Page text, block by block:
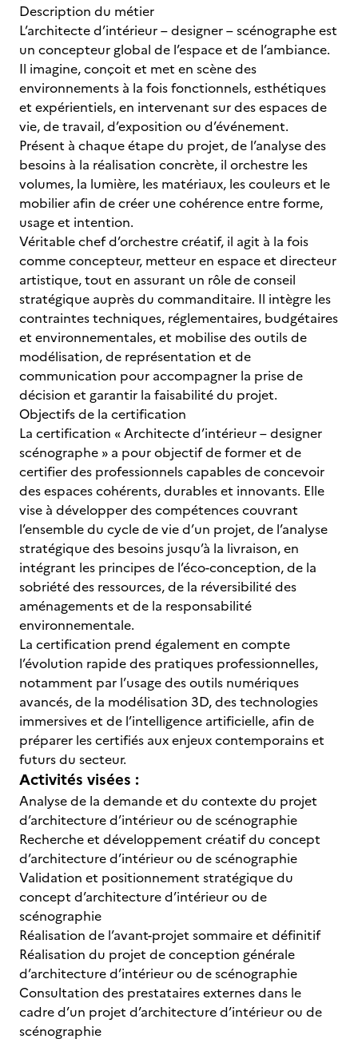
Description du métier
L’architecte d’intérieur – designer – scénographe est
un concepteur global de l’espace et de l’ambiance.
Il imagine, conçoit et met en scène des
environnements à la fois fonctionnels, esthétiques
et expérientiels, en intervenant sur des espaces de
vie, de travail, d’exposition ou d’événement.
Présent à chaque étape du projet, de l’analyse des
besoins à la réalisation concrète, il orchestre les
volumes, la lumière, les matériaux, les couleurs et le
mobilier afin de créer une cohérence entre forme,
usage et intention.
Véritable chef d’orchestre créatif, il agit à la fois
comme concepteur, metteur en espace et directeur
artistique, tout en assurant un rôle de conseil
stratégique auprès du commanditaire. Il intègre les
contraintes techniques, réglementaires, budgétaires
et environnementales, et mobilise des outils de
modélisation, de représentation et de
communication pour accompagner la prise de
décision et garantir la faisabilité du projet.
Objectifs de la certification
La certification « Architecte d’intérieur – designer
scénographe » a pour objectif de former et de
certifier des professionnels capables de concevoir
des espaces cohérents, durables et innovants. Elle
vise à développer des compétences couvrant
l’ensemble du cycle de vie d’un projet, de l’analyse
stratégique des besoins jusqu’à la livraison, en
intégrant les principes de l’éco-conception, de la
sobriété des ressources, de la réversibilité des
aménagements et de la responsabilité
environnementale.
La certification prend également en compte
l’évolution rapide des pratiques professionnelles,
notamment par l’usage des outils numériques
avancés, de la modélisation 3D, des technologies
immersives et de l’intelligence artificielle, afin de
préparer les certifiés aux enjeux contemporains et
futurs du secteur.
Activités visées :
Analyse de la demande et du contexte du projet
d’architecture d’intérieur ou de scénographie
Recherche et développement créatif du concept
d’architecture d’intérieur ou de scénographie
Validation et positionnement stratégique du
concept d’architecture d’intérieur ou de
scénographie
Réalisation de l’avant-projet sommaire et définitif
Réalisation du projet de conception générale
d’architecture d’intérieur ou de scénographie
Consultation des prestataires externes dans le
cadre d’un projet d’architecture d’intérieur ou de
scénographie